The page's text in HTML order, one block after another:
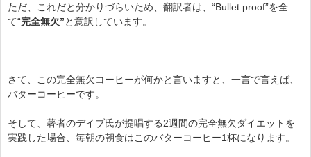
ただ、これだと分かりづらいため、翻訳者は、“Bullet proof”を全
て“完全無欠”と意訳しています。
さて、この完全無欠コーヒーが何かと言いますと、一言で言えば、
バターコーヒーです。
そして、著者のデイブ氏が提唱する2週間の完全無欠ダイエットを
実践した場合、毎朝の朝食はこのバターコーヒー1杯になります。